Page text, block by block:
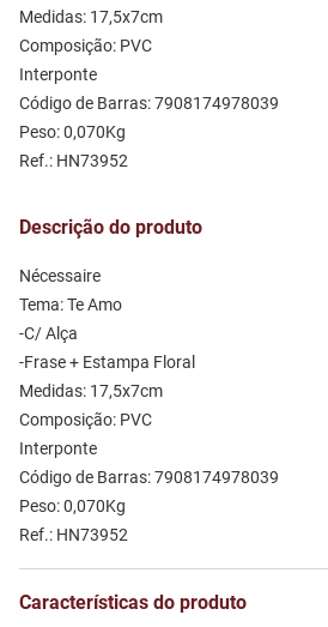
Medidas: 17,5x7cm
Composição: PVC
Interponte
Código de Barras: 7908174978039
Peso: 0,070Kg
Ref.: HN73952
Descrição do produto
Nécessaire
Tema: Te Amo
-C/ Alça
-Frase + Estampa Floral
Medidas: 17,5x7cm
Composição: PVC
Interponte
Código de Barras: 7908174978039
Peso: 0,070Kg
Ref.: HN73952
Características do produto